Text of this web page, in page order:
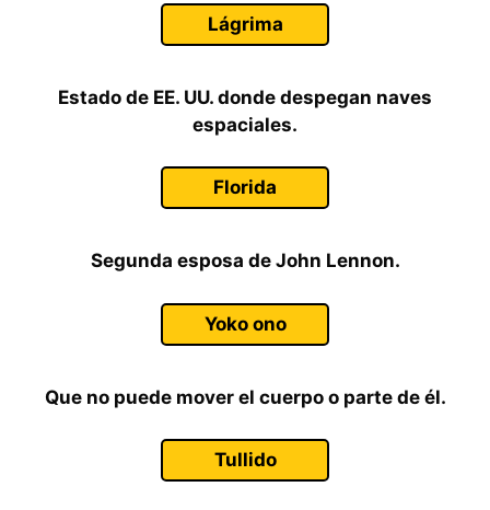
Lágrima
Estado de EE. UU. donde despegan naves
espaciales.
Florida
Segunda esposa de John Lennon.
Yoko ono
Que no puede mover el cuerpo o parte de él.
Tullido